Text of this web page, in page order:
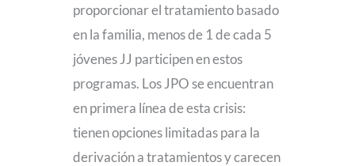
proporcionar el tratamiento basado
en la familia, menos de 1 de cada 5
jóvenes JJ participen en estos
programas. Los JPO se encuentran
en primera línea de esta crisis:
tienen opciones limitadas para la
derivación a tratamientos y carecen